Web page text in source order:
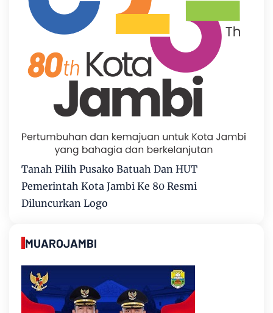
Tanah Pilih Pusako Batuah Dan HUT
Pemerintah Kota Jambi Ke 80 Resmi
Diluncurkan Logo
MUAROJAMBI